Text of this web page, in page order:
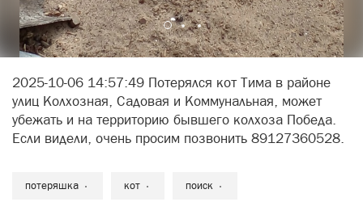
2025-10-06 14:57:49 Потерялся кот Тима в районе
улиц Колхозная, Садовая и Коммунальная, может
убежать и на территорию бывшего колхоза Победа.
Если видели, очень просим позвонить 89127360528.
потеряшка кот поиск